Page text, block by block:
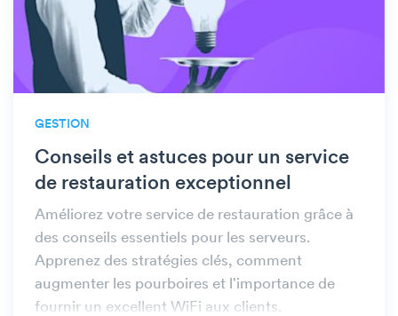
GESTION
Conseils et astuces pour un service
de restauration exceptionnel
Améliorez votre service de restauration grâce à
des conseils essentiels pour les serveurs.
Apprenez des stratégies clés, comment
augmenter les pourboires et l'importance de
fournir un excellent WiFi aux clients.